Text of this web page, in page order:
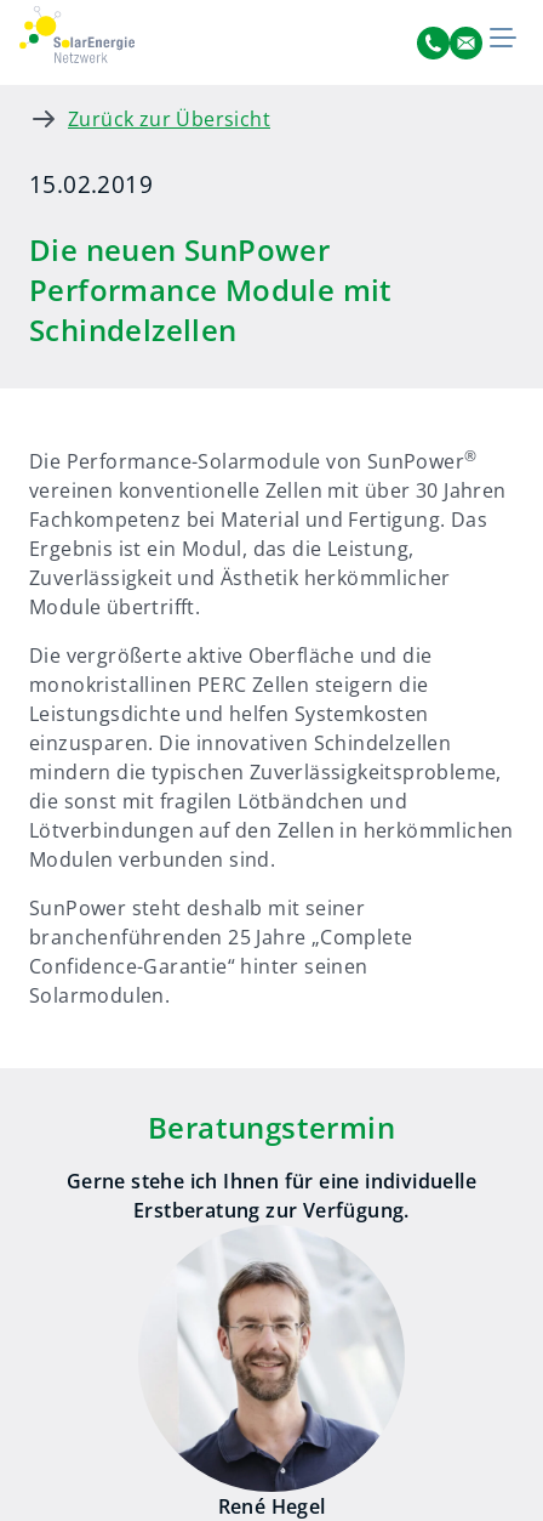
Zurück zur Übersicht
15.02.2019
Die neuen SunPower
Performance Module mit
Schindelzellen
Die Performance-Solarmodule von SunPower®
vereinen konventionelle Zellen mit über 30 Jahren
Fachkompetenz bei Material und Fertigung. Das
Ergebnis ist ein Modul, das die Leistung,
Zuverlässigkeit und Ästhetik herkömmlicher
Module übertrifft.
Die vergrößerte aktive Oberfläche und die
monokristallinen PERC Zellen steigern die
Leistungsdichte und helfen Systemkosten
einzusparen. Die innovativen Schindelzellen
mindern die typischen Zuverlässigkeitsprobleme,
die sonst mit fragilen Lötbändchen und
Lötverbindungenauf den Zellen in herkömmlichen
Modulenverbunden sind.
SunPower steht deshalb mit seiner
branchenführenden 25 Jahre „Complete
Confidence-Garantie“ hinter seinen
Solarmodulen.
Beratungstermin
Gerne stehe ich Ihnen für eine individuelle
Erstberatung zur Verfügung.
René Hegel